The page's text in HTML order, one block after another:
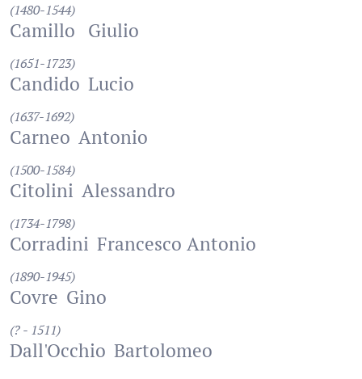
(1480-1544)
Camillo Giulio
(1651-1723)
Candido Lucio
(1637-1692)
Carneo Antonio
(1500-1584)
Citolini Alessandro
(1734-1798)
Corradini Francesco Antonio
(1890-1945)
Covre Gino
(? - 1511)
Dall'Occhio Bartolomeo